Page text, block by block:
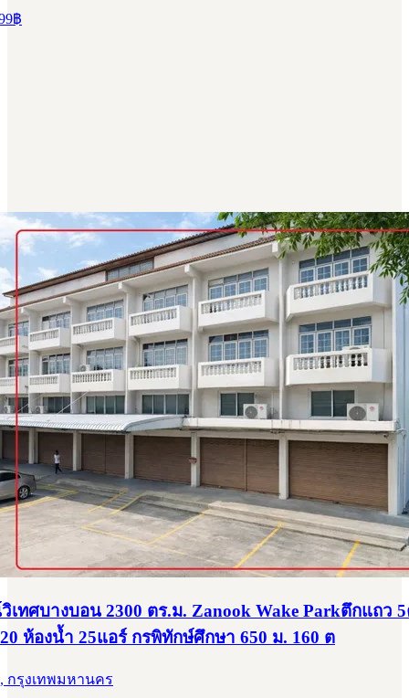
฿
เทศบางบอน 2300 ตร.ม. Zanook Wake Parkตึกแถว
ห้องน้ำ 25แอร์ กรพิทักษ์ศึกษา 650 ม. 160 ต
กรุงเทพมหานคร